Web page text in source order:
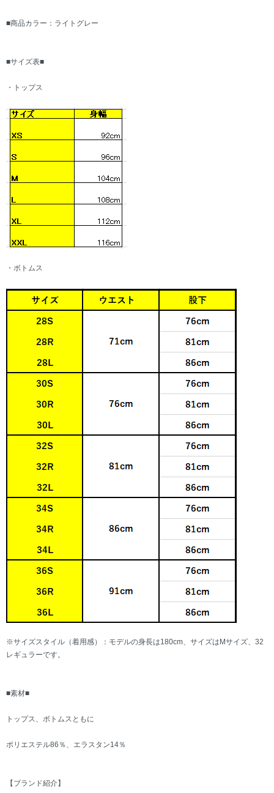
■商品カラー：ライトグレー
■サイズ表■
・トップス
・ボトムス
※サイズスタイル（着用感）：モデルの身長は180cm、サイズはMサイズ、32
レギュラーです。
■素材■
トップス、ボトムスともに
ポリエステル86％、エラスタン14％
【ブランド紹介】